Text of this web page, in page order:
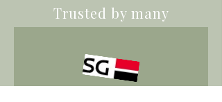
Trusted by many